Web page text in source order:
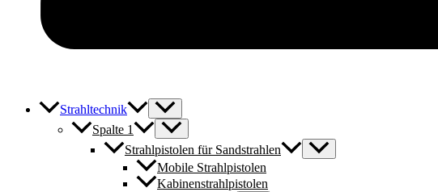
Strahltechnik
Spalte 1
Strahlpistolen für Sandstrahlen
Mobile Strahlpistolen
Kabinenstrahlpistolen